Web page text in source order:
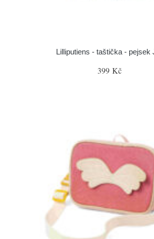
Lilliputiens - taštička - pejsek
399 Kč